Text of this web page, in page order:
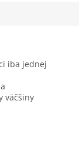
iba jednej
väčšiny